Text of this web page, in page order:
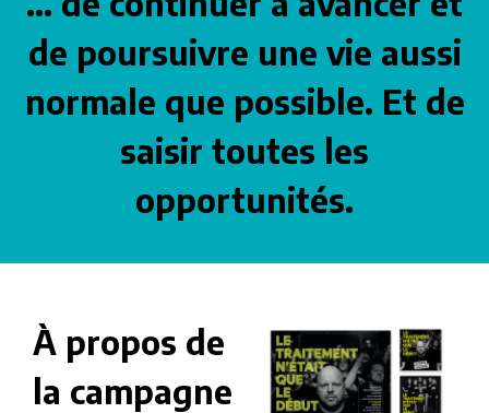
de poursuivre une vie aussi
normale que possible. Et de
saisir toutes les
opportunités.
À propos de
la campagne